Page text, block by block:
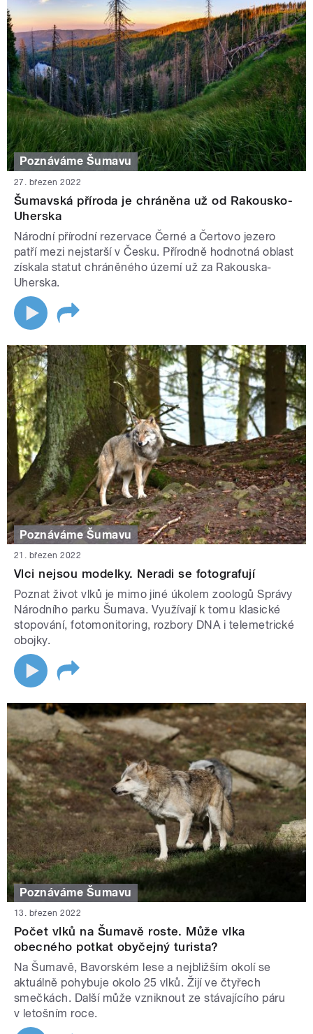
Poznáváme Šumavu
27. březen 2022
Šumavská příroda je chráněna už od Rakousko-
Uherska
Národní přírodní rezervace Černé a Čertovo jezero
patří mezi nejstarší v Česku. Přírodně hodnotná oblast
získala statut chráněného území už za Rakouska-
Uherska.
Poznáváme Šumavu
21. březen 2022
Vlci nejsou modelky. Neradi se fotografují
Poznat život vlků je mimo jiné úkolem zoologů Správy
Národního parku Šumava. Využívají k tomu klasické
stopování, fotomonitoring, rozbory DNA i telemetrické
obojky.
Poznáváme Šumavu
13. březen 2022
Počet vlků na Šumavě roste. Může vlka
obecného potkat obyčejný turista?
Na Šumavě, Bavorském lese a nejbližším okolí se
aktuálně pohybuje okolo 25 vlků. Žijí ve čtyřech
smečkách. Další může vzniknout ze stávajícího páru
v letošním roce.